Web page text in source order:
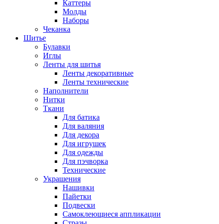
Каттеры
Молды
Наборы
Чеканка
Шитье
Булавки
Иглы
Ленты для шитья
Ленты декоративные
Ленты технические
Наполнители
Нитки
Ткани
Для батика
Для валяния
Для декора
Для игрушек
Для одежды
Для пэчворка
Технические
Украшения
Нашивки
Пайетки
Подвески
Самоклеющиеся аппликации